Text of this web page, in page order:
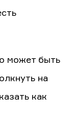
может быть
на
как